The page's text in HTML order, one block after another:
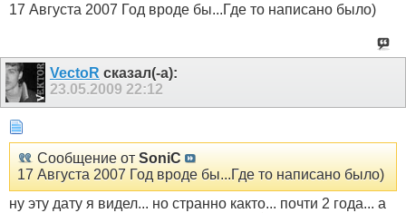
17 Августа 2007 Год вроде бы...Где то написано было)
VectoR сказал(-а):
23.05.2009 22:12
Сообщение от SoniC
17 Августа 2007 Год вроде бы...Где то написано было)
ну эту дату я видел... но странно както... почти 2 года... а